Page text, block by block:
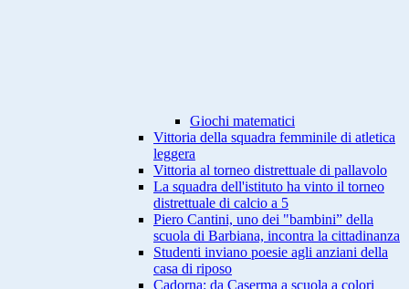
Giochi matematici
Vittoria della squadra femminile di atletica
leggera
Vittoria al torneo distrettuale di pallavolo
La squadra dell'istituto ha vinto il torneo
distrettuale di calcio a 5
Piero Cantini, uno dei "bambini” della
scuola di Barbiana, incontra la cittadinanza
Studenti inviano poesie agli anziani della
casa di riposo
Cadorna: da Caserma a scuola a colori